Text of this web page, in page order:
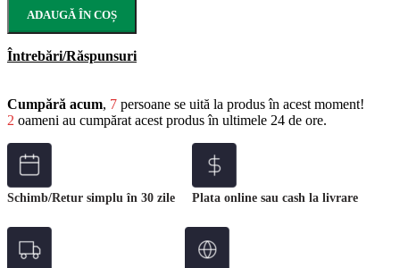
ADAUGĂ ÎN COȘ
Întrebări/Răspunsuri
Cumpără acum, 7 persoane se uită la produs în acest moment!
2 oameni au cumpărat acest produs în ultimele 24 de ore.
Schimb/Retur simplu în 30 zile Plata online sau cash la livrare